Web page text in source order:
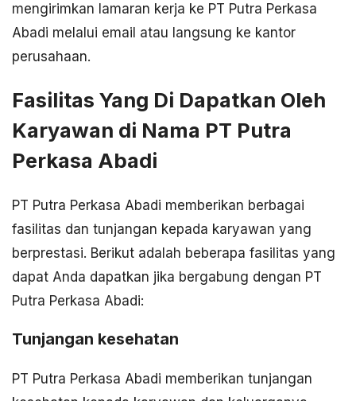
mengirimkan lamaran kerja ke PT Putra Perkasa
Abadi melalui email atau langsung ke kantor
perusahaan.
Fasilitas Yang Di Dapatkan Oleh
Karyawan di Nama PT Putra
Perkasa Abadi
PT Putra Perkasa Abadi memberikan berbagai
fasilitas dan tunjangan kepada karyawan yang
berprestasi. Berikut adalah beberapa fasilitas yang
dapat Anda dapatkan jika bergabung dengan PT
Putra Perkasa Abadi:
Tunjangan kesehatan
PT Putra Perkasa Abadi memberikan tunjangan